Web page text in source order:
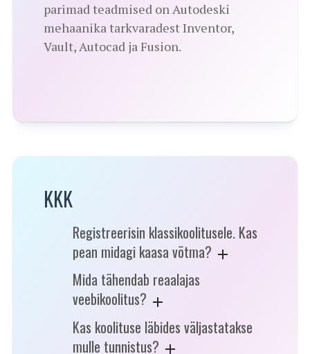
parimad teadmised on Autodeski
mehaanika tarkvaradest Inventor,
Vault, Autocad ja Fusion.
KKK
Registreerisin klassikoolitusele. Kas
pean midagi kaasa võtma?
Mida tähendab reaalajas
veebikoolitus?
Kas koolituse läbides väljastatakse
mulle tunnistus?